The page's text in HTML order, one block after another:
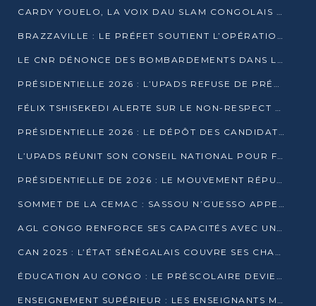
CARDY YOUELO, LA VOIX DAU SLAM CONGOLAIS QUI INTERPELLE LE MONDE
BRAZZAVILLE : LE PRÉFET SOUTIENT L’OPÉRATION « ZÉRO KULUNA » ET APPELLE À LA VIGILANCE CITOYENNE
LE CNR DÉNONCE DES BOMBARDEMENTS DANS LE POOL ET ACCUSE LE GOUVERNEMENT
PRÉSIDENTIELLE 2026 : L’UPADS REFUSE DE PRÉSENTER UN CANDIDAT ET DÉNONCE UN PROCESSUS NON CRÉDIBLE
FÉLIX TSHISEKEDI ALERTE SUR LE NON-RESPECT DES ENGAGEMENTS DE PAIX APRÈS SA RENCONTRE AVEC D. SASSOU-NGUESSO
PRÉSIDENTIELLE 2026 : LE DÉPÔT DES CANDIDATURES OUVERT DU 29 JANVIER AU 12 FÉVRIER
L’UPADS RÉUNIT SON CONSEIL NATIONAL POUR FIXER SA LIGNE POLITIQUE À DEUX MOIS DE LA PRÉSIDENTIELLE
PRÉSIDENTIELLE DE 2026 : LE MOUVEMENT RÉPUBLICAIN DÉNONCE UNE CONVOCATION ÉLECTORALE « OPAQUE ET PRÉCIPITÉE »
SOMMET DE LA CEMAC : SASSOU N’GUESSO APPELLE À LA VIGILANCE FACE AUX RISQUES ÉCONOMIQUES
AGL CONGO RENFORCE SES CAPACITÉS AVEC UNE GRUE DE 250 TONNES
CAN 2025 : L’ÉTAT SÉNÉGALAIS COUVRE SES CHAMPIONS D’AFRIQUE DE RÉCOMPENSES EXCEPTIONNELLES
ÉDUCATION AU CONGO : LE PRÉSCOLAIRE DEVIENT OBLIGATOIRE, LE BTS CONSACRÉ DIPLÔME D’ÉTAT
ENSEIGNEMENT SUPÉRIEUR : LES ENSEIGNANTS MAINTIENNENT LA GRÈVE ET EXIGENT UN ACCORD ÉCRIT AVEC L’ÉTAT